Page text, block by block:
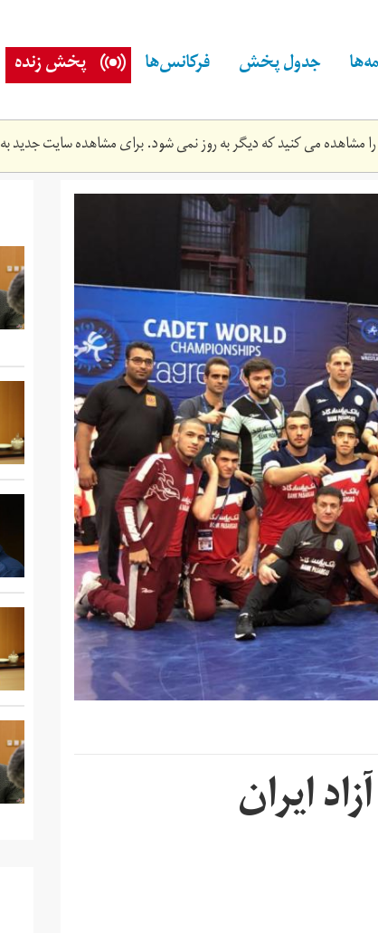
جدول پخش فرکانس‌ها پخش زنده
مشاهده می کنید که دیگر به روز نمی شود. برای مشاهده سایت جدید به
ایران